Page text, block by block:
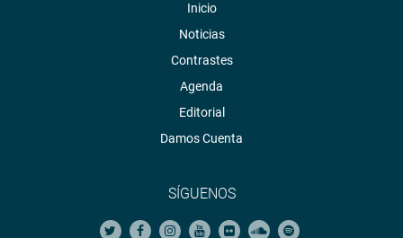
Inicio
Noticias
Contrastes
Agenda
Editorial
Damos Cuenta
SÍGUENOS